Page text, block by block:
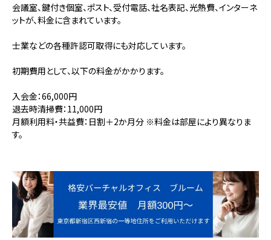
会議室、鍵付き個室、ポスト、受付電話、社名表記、光熱費、インターネ
ットが、料金に含まれています。
士業などの各種許認可取得にも対応しています。
初期費用として、以下の料金がかかります。
入会金：66,000円
退去時清掃費：11,000円
月額利用料・共益費：日割＋2か月分 ※料金は部屋により異なりま
す。